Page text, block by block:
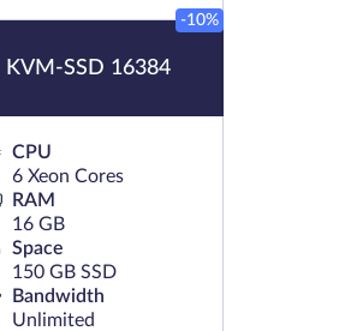
KVM-SSD 16384
-10%
CPU
6 Xeon Cores
RAM
16 GB
Space
150 GB SSD
Bandwidth
Unlimited